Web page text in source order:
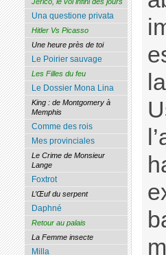
Una questione privata
Hitler Vs Picasso
Une heure près de toi
Le Poirier sauvage
Les Filles du feu
Le Dossier Mona Lina
King : de Montgomery à
Memphis
Comme des rois
Mes provinciales
Le Crime de Monsieur
Lange
Foxtrot
L’Œuf du serpent
Daphné
Retour au palais
La Femme insecte
Milla